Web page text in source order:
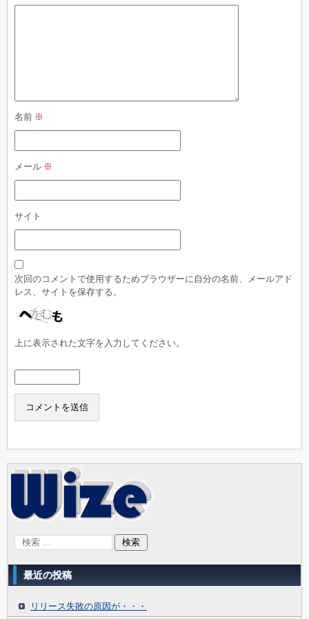
名前 ※
メール ※
サイト
次回のコメントで使用するためブラウザーに自分の名前、メールアド
レス、サイトを保存する。
上に表示された文字を入力してください。
最近の投稿
リリース失敗の原因が・・・